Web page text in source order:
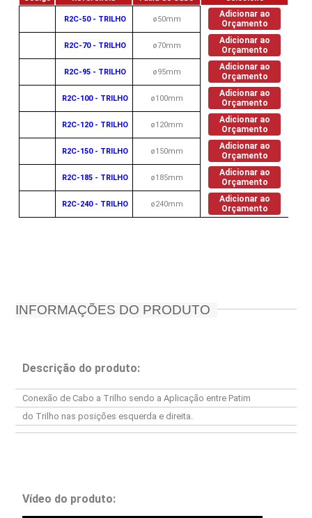
R2C-50 - TRILHO ø50mm
Adicionar ao
Orçamento
R2C-70 - TRILHO ø70mm
Adicionar ao
Orçamento
R2C-95 - TRILHO ø95mm
Adicionar ao
Orçamento
R2C-100 - TRILHO ø100mm
Adicionar ao
Orçamento
R2C-120 - TRILHO ø120mm
Adicionar ao
Orçamento
R2C-150 - TRILHO ø150mm
Adicionar ao
Orçamento
R2C-185 - TRILHO ø185mm
Adicionar ao
Orçamento
R2C-240 - TRILHO ø240mm
Adicionar ao
Orçamento
INFORMAÇÕES DO PRODUTO
Descrição do produto:
Conexão de Cabo a Trilho sendo a Aplicação entre Patim
do Trilho nas posições esquerda e direita.
Vídeo do produto: